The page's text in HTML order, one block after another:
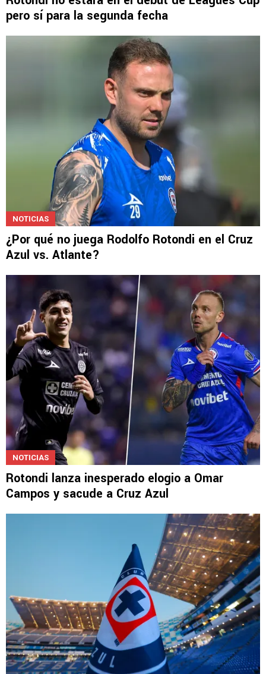
pero sí para la segunda fecha
NOTICIAS
¿Por qué no juega Rodolfo Rotondi en el Cruz
Azul vs. Atlante?
NOTICIAS
Rotondi lanza inesperado elogio a Omar
Campos y sacude a Cruz Azul